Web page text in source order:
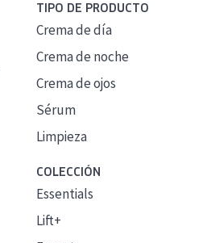
TIPO DE PRODUCTO
Crema de día
Crema de noche
Crema de ojos
Sérum
Limpieza
COLECCIÓN
Essentials
Lift+